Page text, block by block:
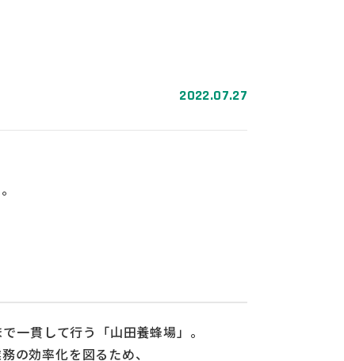
2022.07.27
一貫して行う「山田養蜂場」。
の効率化を図るため、